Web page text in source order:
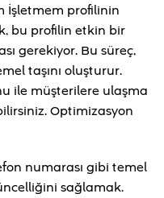
İşletmem profilinin
bu profilin etkin bir
gerekiyor. Bu süreç,
taşını oluşturur.
ile müşterilere ulaşma
Optimizasyon
numarası gibi temel
sağlamak.